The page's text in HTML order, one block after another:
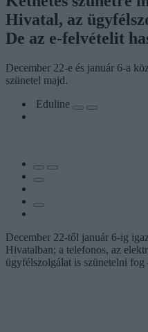
Hivatal, az
De az e-felvételit
December 22-e és január 6-a
szünetel majd.
Eduline
December 22-től január 6-ig
Hivatalban; a telefonos, az
ügyfélszolgálat is szünetelni fog